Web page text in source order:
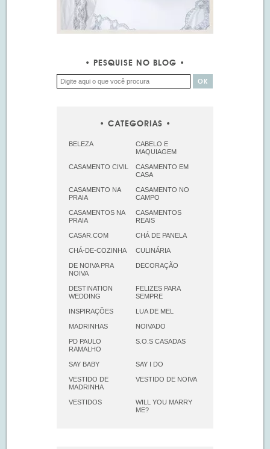
PESQUISE NO BLOG
CATEGORIAS
BELEZA
CABELO E
MAQUIAGEM
CASAMENTO CIVIL
CASAMENTO EM
CASA
CASAMENTO NA
PRAIA
CASAMENTO NO
CAMPO
CASAMENTOS NA
PRAIA
CASAMENTOS
REAIS
CASAR.COM CHÁ DE PANELA
CHÁ-DE-COZINHA CULINÁRIA
DE NOIVA PRA
NOIVA
DECORAÇÃO
DESTINATION
WEDDING
FELIZES PARA
SEMPRE
INSPIRAÇÕES LUA DE MEL
MADRINHAS NOIVADO
PD PAULO
RAMALHO
S.O.S CASADAS
SAY BABY SAY I DO
VESTIDO DE
MADRINHA
VESTIDO DE NOIVA
VESTIDOS
WILL YOU MARRY
ME?